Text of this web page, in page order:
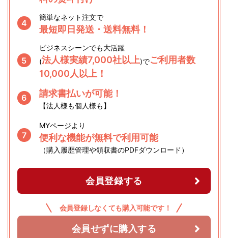
4
簡単なネット注文で
最短即日発送・送料無料！
5
ビジネスシーンでも大活躍
(法人様実績7,000社以上)でご利用者数
10,000人以上！
6 請求書払いが可能！
【法人様も個人様も】
7
MYページより
便利な機能が無料で利用可能
（購入履歴管理や領収書のPDFダウンロード）
会員登録する
会員登録しなくても購入可能です！
会員せずに購入する